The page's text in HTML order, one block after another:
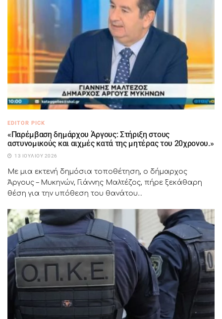
EDITOR PICK
«Παρέμβαση δημάρχου Άργους: Στήριξη στους
αστυνομικούς και αιχμές κατά της μητέρας του 20χρονου.»
13 ΙΟΥΛΊΟΥ 2026
Με μια εκτενή δημόσια τοποθέτηση, ο δήμαρχος
Άργους – Μυκηνών, Γιάννης Μαλτέζος, πήρε ξεκάθαρη
θέση για την υπόθεση του θανάτου...